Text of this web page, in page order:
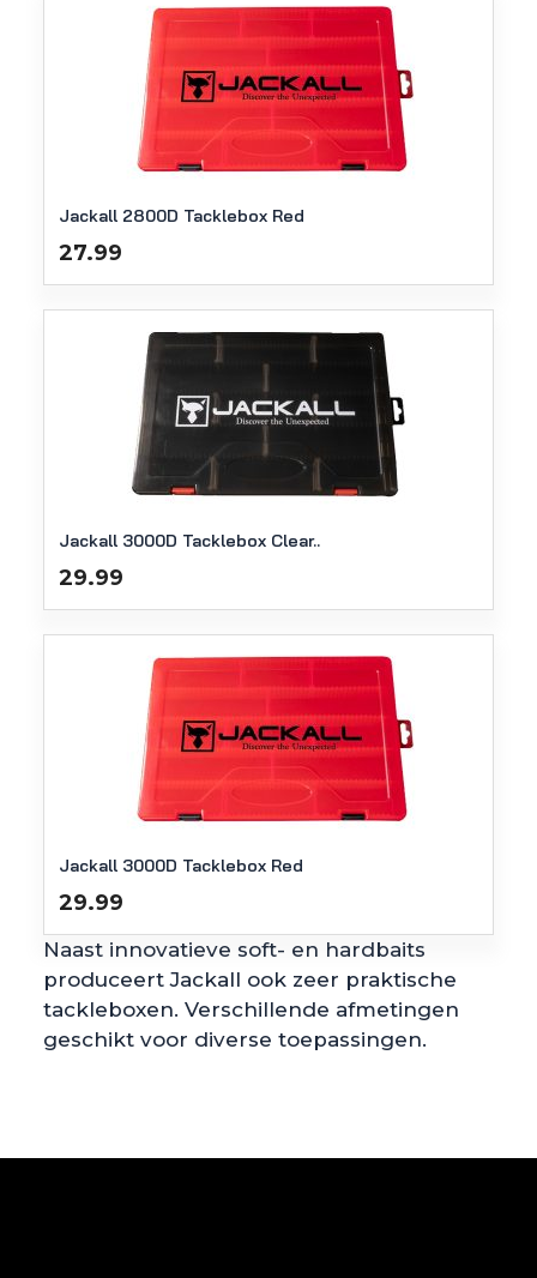
Jackall 2800D Tacklebox Red
27.99
Jackall 3000D Tacklebox Clear..
29.99
Jackall 3000D Tacklebox Red
29.99
Naast innovatieve soft- en hardbaits
produceert Jackall ook zeer praktische
tackleboxen. Verschillende afmetingen
geschikt voor diverse toepassingen.